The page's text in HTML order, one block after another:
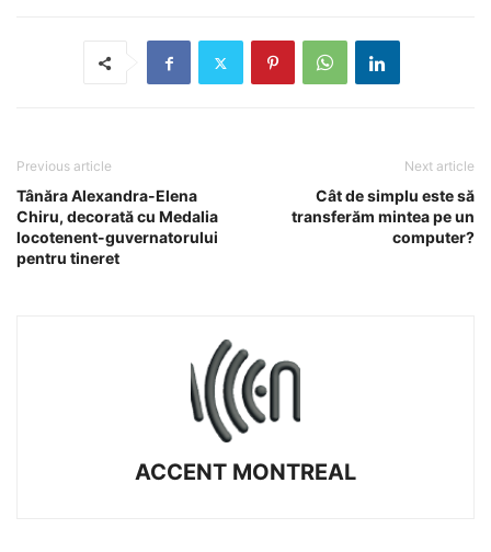
Previous article
Tânăra Alexandra-Elena
Chiru, decorată cu Medalia
locotenent-guvernatorului
pentru tineret
Next article
Cât de simplu este să
transferăm mintea pe un
computer?
ACCENT MONTREAL